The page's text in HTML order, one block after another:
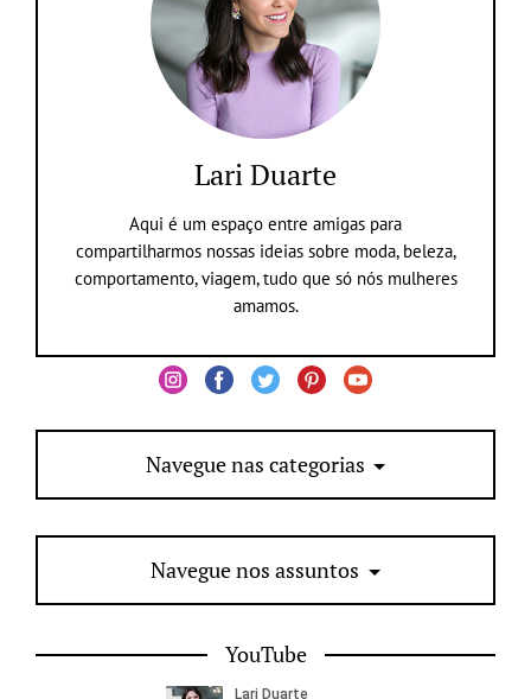
Lari Duarte
Aqui é um espaço entre amigas para
compartilharmos nossas ideias sobre moda, beleza,
comportamento, viagem, tudo que só nós mulheres
amamos.
Navegue nas categorias
Navegue nos assuntos
YouTube